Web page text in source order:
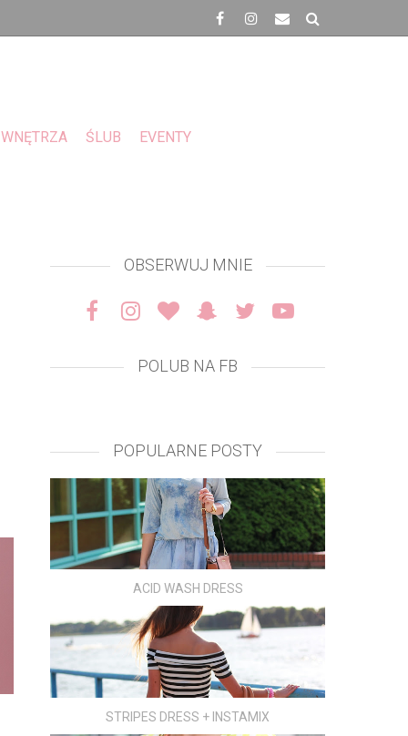
WNĘTRZA ŚLUB EVENTY
OBSERWUJ MNIE
POLUB NA FB
POPULARNE POSTY
ACID WASH DRESS
STRIPES DRESS + INSTAMIX